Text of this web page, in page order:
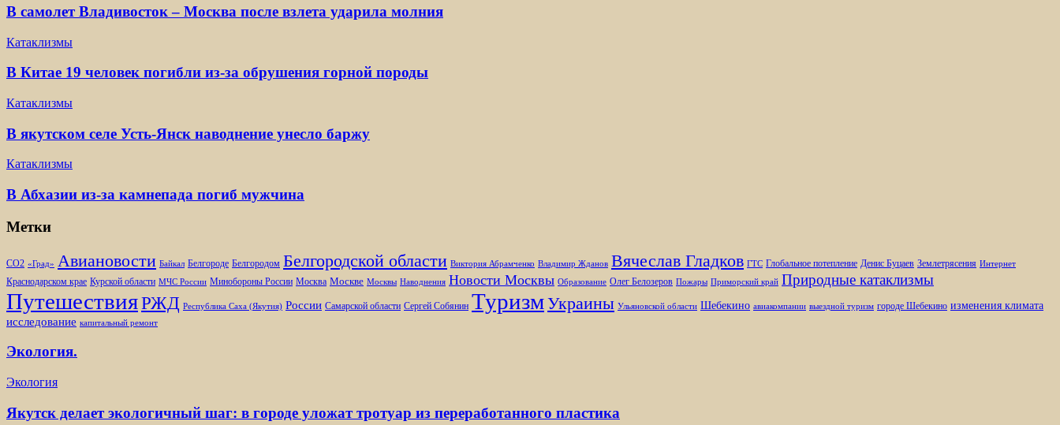
В самолет Владивосток – Москва после взлета ударила молния
Катаклизмы
В Китае 19 человек погибли из-за обрушения горной породы
Катаклизмы
В якутском селе Усть-Янск наводнение унесло баржу
Катаклизмы
В Абхазии из-за камнепада погиб мужчина
Метки
CO2 «Град» Авиановости Байкал Белгороде Белгородом Белгородской области Виктория Абрамченко Владимир Жданов Вячеслав Гладков ГТС Глобальное потепление Денис Буцаев Землетрясения Интернет
Краснодарском крае Курской области МЧС России Минобороны России Москва Москве Москвы Наводнения Новости Москвы Образование Олег Белозеров Пожары Приморский край Природные катаклизмы
ПутешествияРЖД Республика Саха (Якутия) России Самарской области Сергей Собянин ТуризмУкраины Ульяновской области Шебекино авиакомпании выездной туризм городе Шебекино изменения климата
исследование капитальный ремонт
Экология.
Экология
Якутск делает экологичный шаг: в городе уложат тротуар из переработанного пластика